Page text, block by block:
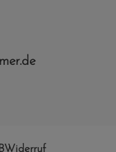
Widerruf